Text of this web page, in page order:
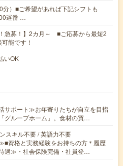
）■ご希望があれば下記シフトも
遅番 …
急募！】2カ月～ ■ご応募から最短2
能です！
いOK
サポート≫お年寄りたちが自立を目指
グループホーム」。食材の買…
スキル不要 / 英語力不要
資格と実務経験をお持ちの方＊履歴
遇≫・社会保険完備・社員登…